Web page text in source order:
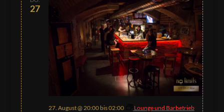
27
27. August @ 20:00bis02:00 Lounge und Barbetrieb